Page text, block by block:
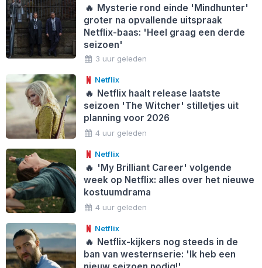
🔥 Mysterie rond einde 'Mindhunter'
groter na opvallende uitspraak
Netflix-baas: 'Heel graag een derde
seizoen'
3 uur geleden
Netflix
🔥 Netflix haalt release laatste
seizoen 'The Witcher' stilletjes uit
planning voor 2026
4 uur geleden
Netflix
🔥 'My Brilliant Career' volgende
week op Netflix: alles over het nieuwe
kostuumdrama
4 uur geleden
Netflix
🔥 Netflix-kijkers nog steeds in de
ban van westernserie: 'Ik heb een